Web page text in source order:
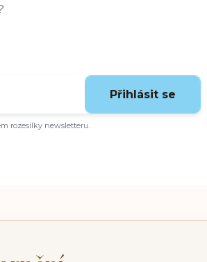
Přihlásit se
rozesílky newsletteru.